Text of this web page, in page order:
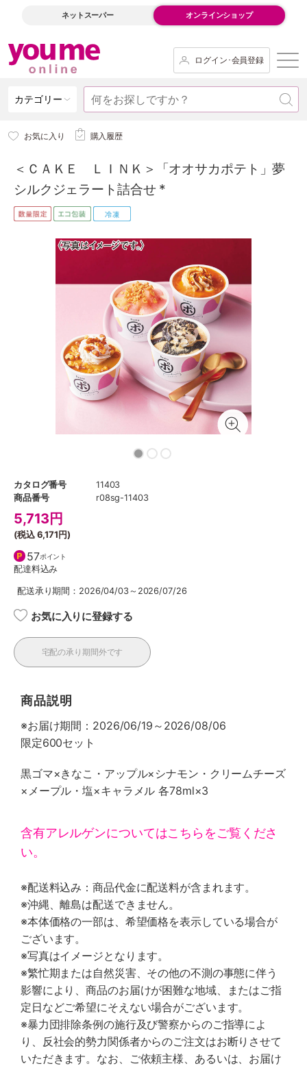
ネットスーパー オンラインショップ
ログイン･会員登録
カテゴリー
お気に入り 購入履歴
＜ＣＡＫＥ ＬＩＮＫ＞「オオサカポテト」夢
シルクジェラート詰合せ *
カタログ番号
11403
商品番号
r08sg-11403
5,713 円
(税込6,171円)
57ポイント
配達料込み
配送承り期間：2026/04/03～2026/07/26
お気に入りに登録する
宅配の承り期間外です
商品説明
※お届け期間：2026/06/19～2026/08/06
限定600セット
黒ゴマ×きなこ・アップル×シナモン・クリームチーズ
×メープル・塩×キャラメル 各78ml×3
含有アレルゲンについてはこちらをご覧くださ
い。
※配送料込み：商品代金に配送料が含まれます。
※沖縄、離島は配送できません。
※本体価格の一部は、希望価格を表示している場合が
ございます。
※写真はイメージとなります。
※繁忙期または自然災害、その他の不測の事態に伴う
影響により、商品のお届けが困難な地域、またはご指
定日などご希望にそえない場合がございます。
※暴力団排除条例の施行及び警察からのご指導によ
り、反社会的勢力関係者からのご注文はお断りさせて
いただきます。なお、ご依頼主様、あるいは、お届け